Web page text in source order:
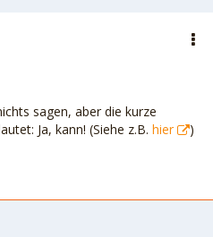
sagen, aber die kurze
Ja, kann! (Siehe z.B. hier )